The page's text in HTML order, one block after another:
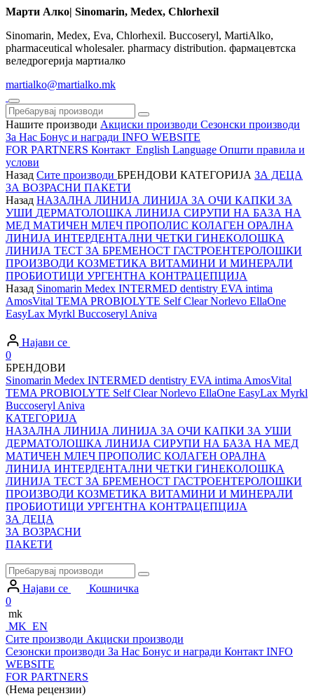
Марти Алко| Sinomarin, Medex, Chlorhexil
Sinomarin, Medex, Eva, Chlorhexil. Buccoseryl, MartiAlko,
pharmaceutical wholesaler. pharmacy distribution. фармацевтска
веледрогерија мартиалко
martialko@martialko.mk
Нашите производи Акциски производи Сезонски производи
За Нас Бонус и награди INFO WEBSITE
FOR PARTNERS Контакт English Language Општи правила и
услови
Назад Сите производи БРЕНДОВИ КАТЕГОРИЈА ЗА ДЕЦА
ЗА ВОЗРАСНИ ПАКЕТИ
Назад НАЗАЛНА ЛИНИЈА ЛИНИЈА ЗА ОЧИ КАПКИ ЗА
УШИ ДЕРМАТОЛОШКА ЛИНИЈА СИРУПИ НА БАЗА НА
МЕД МАТИЧЕН МЛЕЧ ПРОПОЛИС КОЛАГЕН ОРАЛНА
ЛИНИЈА ИНТЕРДЕНТАЛНИ ЧЕТКИ ГИНЕКОЛОШКА
ЛИНИЈА ТЕСТ ЗА БРЕМЕНОСТ ГАСТРОЕНТЕРОЛОШКИ
ПРОИЗВОДИ КОЗМЕТИКА ВИТАМИНИ И МИНЕРАЛИ
ПРОБИОТИЦИ УРГЕНТНА КОНТРАЦЕПЦИЈА
Назад Sinomarin Medex INTERMED dentistry EVA intima
AmosVital TEMA PROBIOLYTE Self Clear Norlevo EllaOne
EasyLax Myrkl Buccoseryl Aniva
Најави се
0
БРЕНДОВИ
Sinomarin Medex INTERMED dentistry EVA intima AmosVital
TEMA PROBIOLYTE Self Clear Norlevo EllaOne EasyLax Myrkl
Buccoseryl Aniva
КАТЕГОРИЈА
НАЗАЛНА ЛИНИЈА ЛИНИЈА ЗА ОЧИ КАПКИ ЗА УШИ
ДЕРМАТОЛОШКА ЛИНИЈА СИРУПИ НА БАЗА НА МЕД
МАТИЧЕН МЛЕЧ ПРОПОЛИС КОЛАГЕН ОРАЛНА
ЛИНИЈА ИНТЕРДЕНТАЛНИ ЧЕТКИ ГИНЕКОЛОШКА
ЛИНИЈА ТЕСТ ЗА БРЕМЕНОСТ ГАСТРОЕНТЕРОЛОШКИ
ПРОИЗВОДИ КОЗМЕТИКА ВИТАМИНИ И МИНЕРАЛИ
ПРОБИОТИЦИ УРГЕНТНА КОНТРАЦЕПЦИЈА
ЗА ДЕЦА
ЗА ВОЗРАСНИ
ПАКЕТИ
Најави се
Кошничка
0
mk
MK EN
Сите производи Акциски производи
Сезонски производи За Нас Бонус и награди Контакт INFO
WEBSITE
FOR PARTNERS
(Нема рецензии)